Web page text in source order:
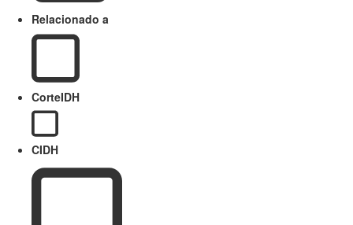
Relacionado a
CorteIDH
CIDH